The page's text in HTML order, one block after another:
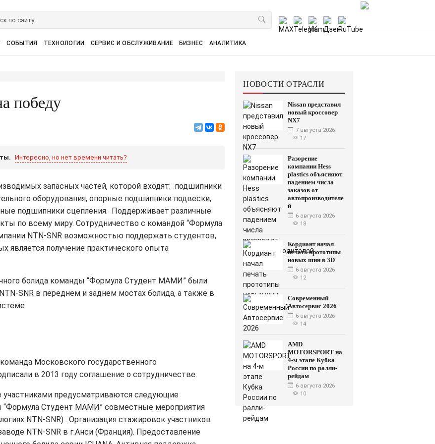
СОБЫТИЯ ТЕХНОЛОГИИ СЕРВИС И ОБСЛУЖИВАНИЕ БИЗНЕС АНАЛИТИКА
победу
Интересно, но нет времени читать?
запасных частей, которой входят: подшипники
оборудования, опорные подшипники подвески,
подшипники сцепления. Поддерживает различные
по всему миру. Сотрудничество с командой “Формула
NTN-SNR возможностью поддержать студентов,
является получение практического опыта
болида команды “Формула Студент МАМИ” были
SNR в переднем и заднем мостах болида, а также в
Московского государственного
в 2013 году соглашение о сотрудничестве.
участниками предусматриваются следующие
“Формула Студент МАМИ” совместные мероприятия
NTN-SNR) . Организация стажировок участников
NTN-SNR в г.Анси (Франция). Предоставление
НОВОСТИ ОТРАСЛИ
Nissan представил
новый кроссовер
NX7
7 августа 2026
17
Разорение
компании Hess
plastics объясняют
падением числа
заказов от
автопроизводителе
й
6 августа 2026
18
Кордиант начал
печать прототипы
новых шин в 3D
6 августа 2026
12
Современный
Автосервис 2026
6 августа 2026
14
AMD
MOTORSPORT на
4-м этапе Кубка
России по ралли-
рейдам
6 августа 2026
10